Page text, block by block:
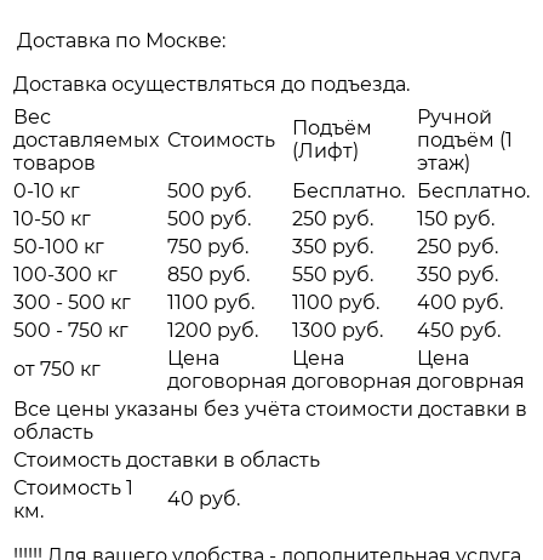
Доставка по Москве:
Доставка осуществляться до подъезда.
Вес
доставляемых
товаров
Стоимость
Подъём
(Лифт)
Ручной
подъём (1
этаж)
0-10 кг
500 руб. Бесплатно.
Бесплатно.
10-50 кг
500 руб. 250 руб.
150 руб.
50-100 кг
750 руб. 350 руб.
250 руб.
100-300 кг
850 руб. 550 руб.
350 руб.
300 - 500 кг
1100 руб. 1100 руб.
400 руб.
500 - 750 кг
1200 руб. 1300 руб.
450 руб.
от 750 кг
Цена
договорная
Цена
договорная
Цена
договрная
Все цены указаны без учёта стоимости доставки в
область
Стоимость доставки в область
Стоимость 1
км.
40 руб.